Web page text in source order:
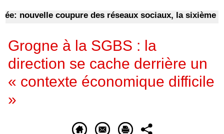
nouvelle coupure des réseaux sociaux, la sixième
Grogne à la SGBS : la
direction se cache derrière un
« contexte économique difficile
»